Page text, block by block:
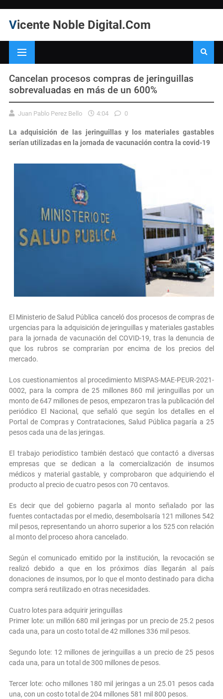
Vicente Noble Digital.Com
Cancelan procesos compras de jeringuillas
sobrevaluadas en más de un 600%
Juan Pablo Perez Bello 4:04 0
La adquisición de las jeringuillas y los materiales gastables
serían utilizadas en la jornada de vacunación contra la covid-19
El Ministerio de Salud Pública canceló dos procesos de compras de
urgencias para la adquisición de jeringuillas y materiales gastables
para la jornada de vacunación del COVID-19, tras la denuncia de
que los rubros se comprarían por encima de los precios del
mercado.
Los cuestionamientos al procedimiento MISPAS-MAE-PEUR-2021-
0002, para la compra de 25 millones 860 mil jeringuillas por un
monto de 647 millones de pesos, empezaron tras la publicación del
periódico El Nacional, que señaló que según los detalles en el
Portal de Compras y Contrataciones, Salud Pública pagaría a 25
pesos cada una de las jeringas.
El trabajo periodístico también destacó que contactó a diversas
empresas que se dedican a la comercialización de insumos
médicos y material gastable, y comprobaron que adquiriendo el
producto al precio de cuatro pesos con 70 centavos.
Es decir que del gobierno pagarla al monto señalado por las
fuentes contactadas por el medio, desembolsaría 121 millones 542
mil pesos, representando un ahorro superior a los 525 con relación
al monto del proceso ahora cancelado.
Según el comunicado emitido por la institución, la revocación se
realizó debido a que en los próximos días llegarán al país
donaciones de insumos, por lo que el monto destinado para dicha
compra será reutilizado en otras necesidades.
Cuatro lotes para adquirir jeringuillas
Primer lote: un millón 680 mil jeringas por un precio de 25.2 pesos
cada una, para un costo total de 42 millones 336 mil pesos.
Segundo lote: 12 millones de jeringuillas a un precio de 25 pesos
cada una, para un total de 300 millones de pesos.
Tercer lote: ocho millones 180 mil jeringas a un 25.01 pesos cada
una, con un costo total de 204 millones 581 mil 800 pesos.